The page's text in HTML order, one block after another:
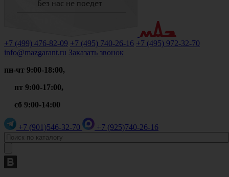
+7 (499) 476-82-09 +7 (495) 740-26-16 +7 (495) 972-32-70
info@mazgarant.ru Заказать звонок
пн-чт 9:00-18:00,
пт 9:00-17:00,
сб 9:00-14:00
+7 (901)546-32-70 +7 (925)740-26-16